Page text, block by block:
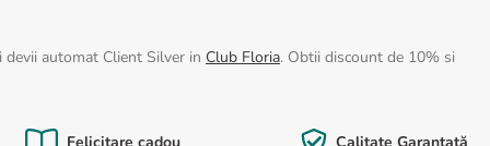
automat Client Silver in Club Floria. Obtii discount de 10% si
Felicitare cadou Calitate Garantată